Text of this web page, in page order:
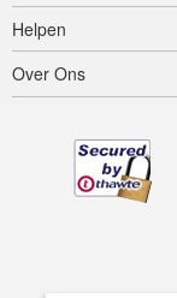
Helpen
Over Ons